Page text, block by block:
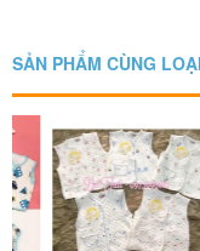
SẢN PHẨM CÙNG LOẠI